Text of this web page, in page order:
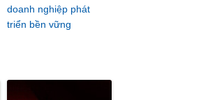
doanh nghiệp phát
triển bền vững